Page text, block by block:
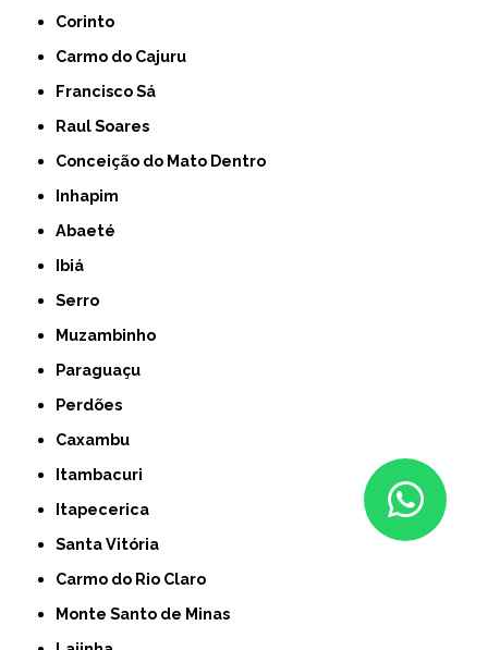
Corinto
Carmo do Cajuru
Francisco Sá
Raul Soares
Conceição do Mato Dentro
Inhapim
Abaeté
Ibiá
Serro
Muzambinho
Paraguaçu
Perdões
Caxambu
Itambacuri
Itapecerica
Santa Vitória
Carmo do Rio Claro
Monte Santo de Minas